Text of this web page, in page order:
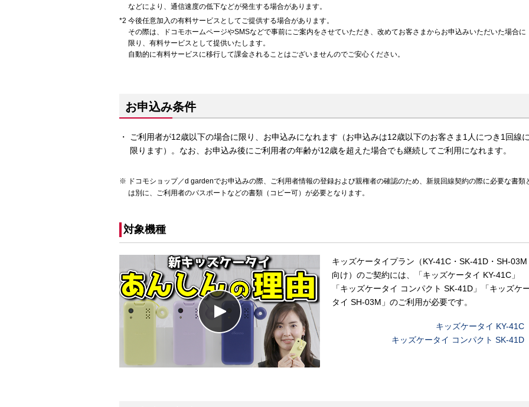
などにより、通信速度の低下などが発生する場合があります。
今後任意加入の有料サービスとしてご提供する場合があります。
その際は、ドコモホームページやSMSなどで事前にご案内をさせていただき、改めてお客さまからお申込みいただいた場合に
限り、有料サービスとして提供いたします。
自動的に有料サービスに移行して課金されることはございませんのでご安心ください。
お申込み条件
ご利用者が12歳以下の場合に限り、お申込みになれます（お申込みは12歳以下のお客さま1人につき1回線
限ります）。なお、お申込み後にご利用者の年齢が12歳を超えた場合でも継続してご利用になれます。
ドコモショップ／d gardenでお申込みの際、ご利用者情報の登録および親権者の確認のため、新規回線契約の際に必要な書類
は別に、ご利用者のパスポートなどの書類（コピー可）が必要となります。
対象機種
キッズケータイプラン（KY-41C・SK-41D・SH-03M
向け）のご契約には、「キッズケータイ KY-41C」
「キッズケータイ コンパクト SK-41D」「キッズケ
タイ SH-03M」のご利用が必要です。
キッズケータイ KY-41C
キッズケータイ コンパクト SK-41D